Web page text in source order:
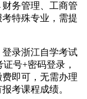
务管理、工商管
特殊专业，需提
登录浙江自学考试
号+密码登录，
即可，无需办理
考课程成绩。